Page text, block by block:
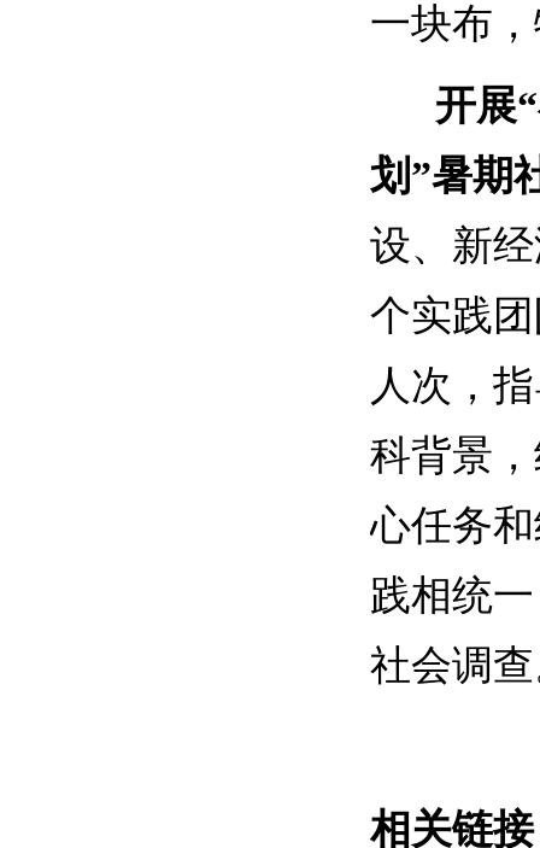
一块布
开展
划”暑期
设、新
个实践
人次，
科背景
心任务
践相统
社会调
相关链